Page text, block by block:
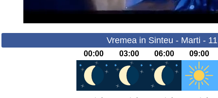
Vremea in Sinteu - Marti -
00:00 03:00 06:00 09:00